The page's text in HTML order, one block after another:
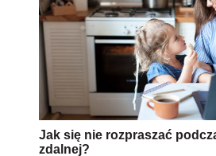
Jak się nie rozpraszać
zdalnej?